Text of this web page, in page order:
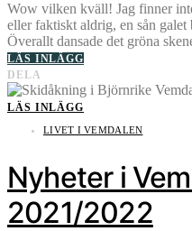
Wow vilken kväll! Jag finner
eller faktiskt aldrig, en sån
Överallt dansade det gröna
LÄS INLÄGG
DELA
LÄS INLÄGG
LIVET I VEMDALEN
Nyheter i
2021/2022